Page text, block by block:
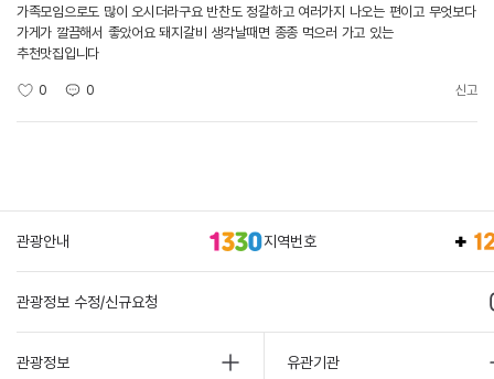
가족모임으로도 많이 오시더라구요 반찬도 정갈하고 여러가지 나오는 편이고 무엇보다
가게가 깔끔해서 좋았어요 돼지갈비 생각날때면 종종 먹으러 가고 있는
추천맛집입니다
0 0 신고
관광안내 지역번호
관광정보 수정/신규요청
관광정보 유관기관